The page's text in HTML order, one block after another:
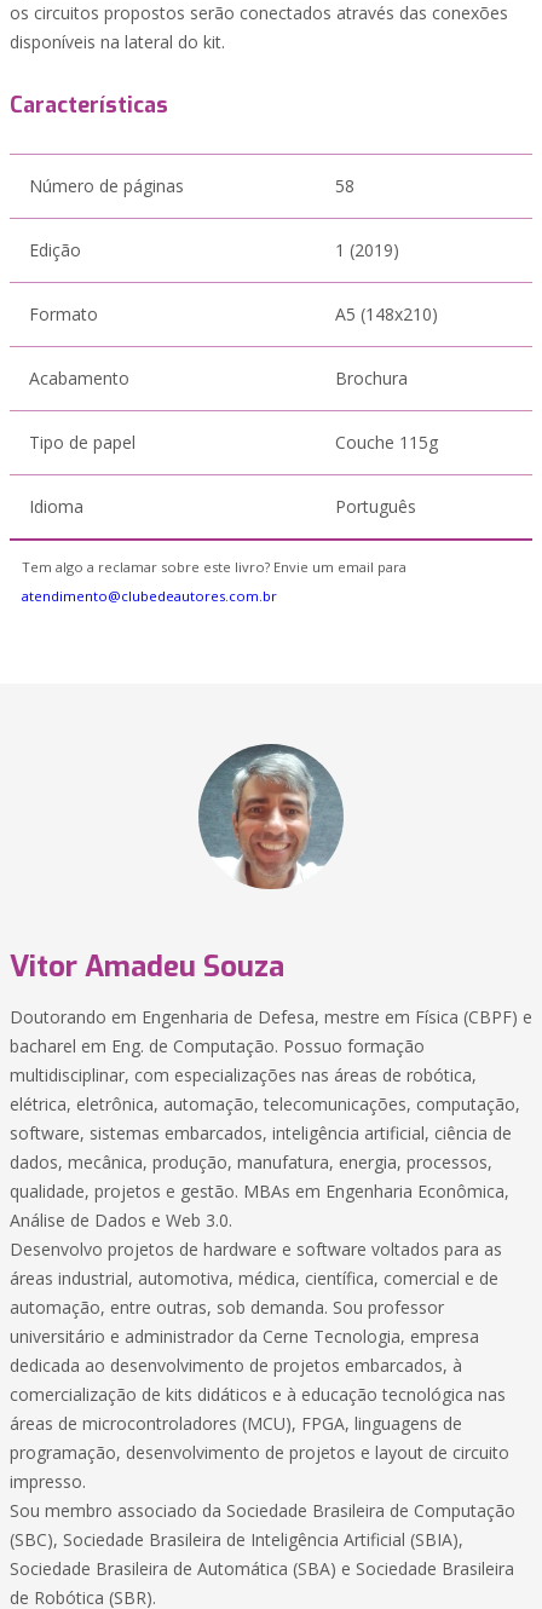
os circuitos propostos serão conectados através das conexões
disponíveis na lateral do kit.
Características
Número de páginas 58
Edição 1 (2019)
Formato A5 (148x210)
Acabamento Brochura
Tipo de papel Couche 115g
Idioma Português
Tem algo a reclamar sobre este livro? Envie um email para
atendimento@clubedeautores.com.br
Vitor Amadeu Souza
Doutorando em Engenharia de Defesa, mestre em Física (CBPF) e
bacharel em Eng. de Computação. Possuo formação
multidisciplinar, com especializações nas áreas de robótica,
elétrica, eletrônica, automação, telecomunicações, computação,
software, sistemas embarcados, inteligência artificial, ciência de
dados, mecânica, produção, manufatura, energia, processos,
qualidade, projetos e gestão. MBAs em Engenharia Econômica,
Análise de Dados e Web 3.0.
Desenvolvo projetos de hardware e software voltados para as
áreas industrial, automotiva, médica, científica, comercial e de
automação, entre outras, sob demanda. Sou professor
universitário e administrador da Cerne Tecnologia, empresa
dedicada ao desenvolvimento de projetos embarcados, à
comercialização de kits didáticos e à educação tecnológica nas
áreas de microcontroladores (MCU), FPGA, linguagens de
programação, desenvolvimento de projetos e layout de circuito
impresso.
Sou membro associado da Sociedade Brasileira de Computação
(SBC), Sociedade Brasileira de Inteligência Artificial (SBIA),
Sociedade Brasileira de Automática (SBA) e Sociedade Brasileira
de Robótica (SBR).